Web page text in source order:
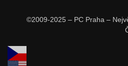
©2009-2025 – PC Praha –